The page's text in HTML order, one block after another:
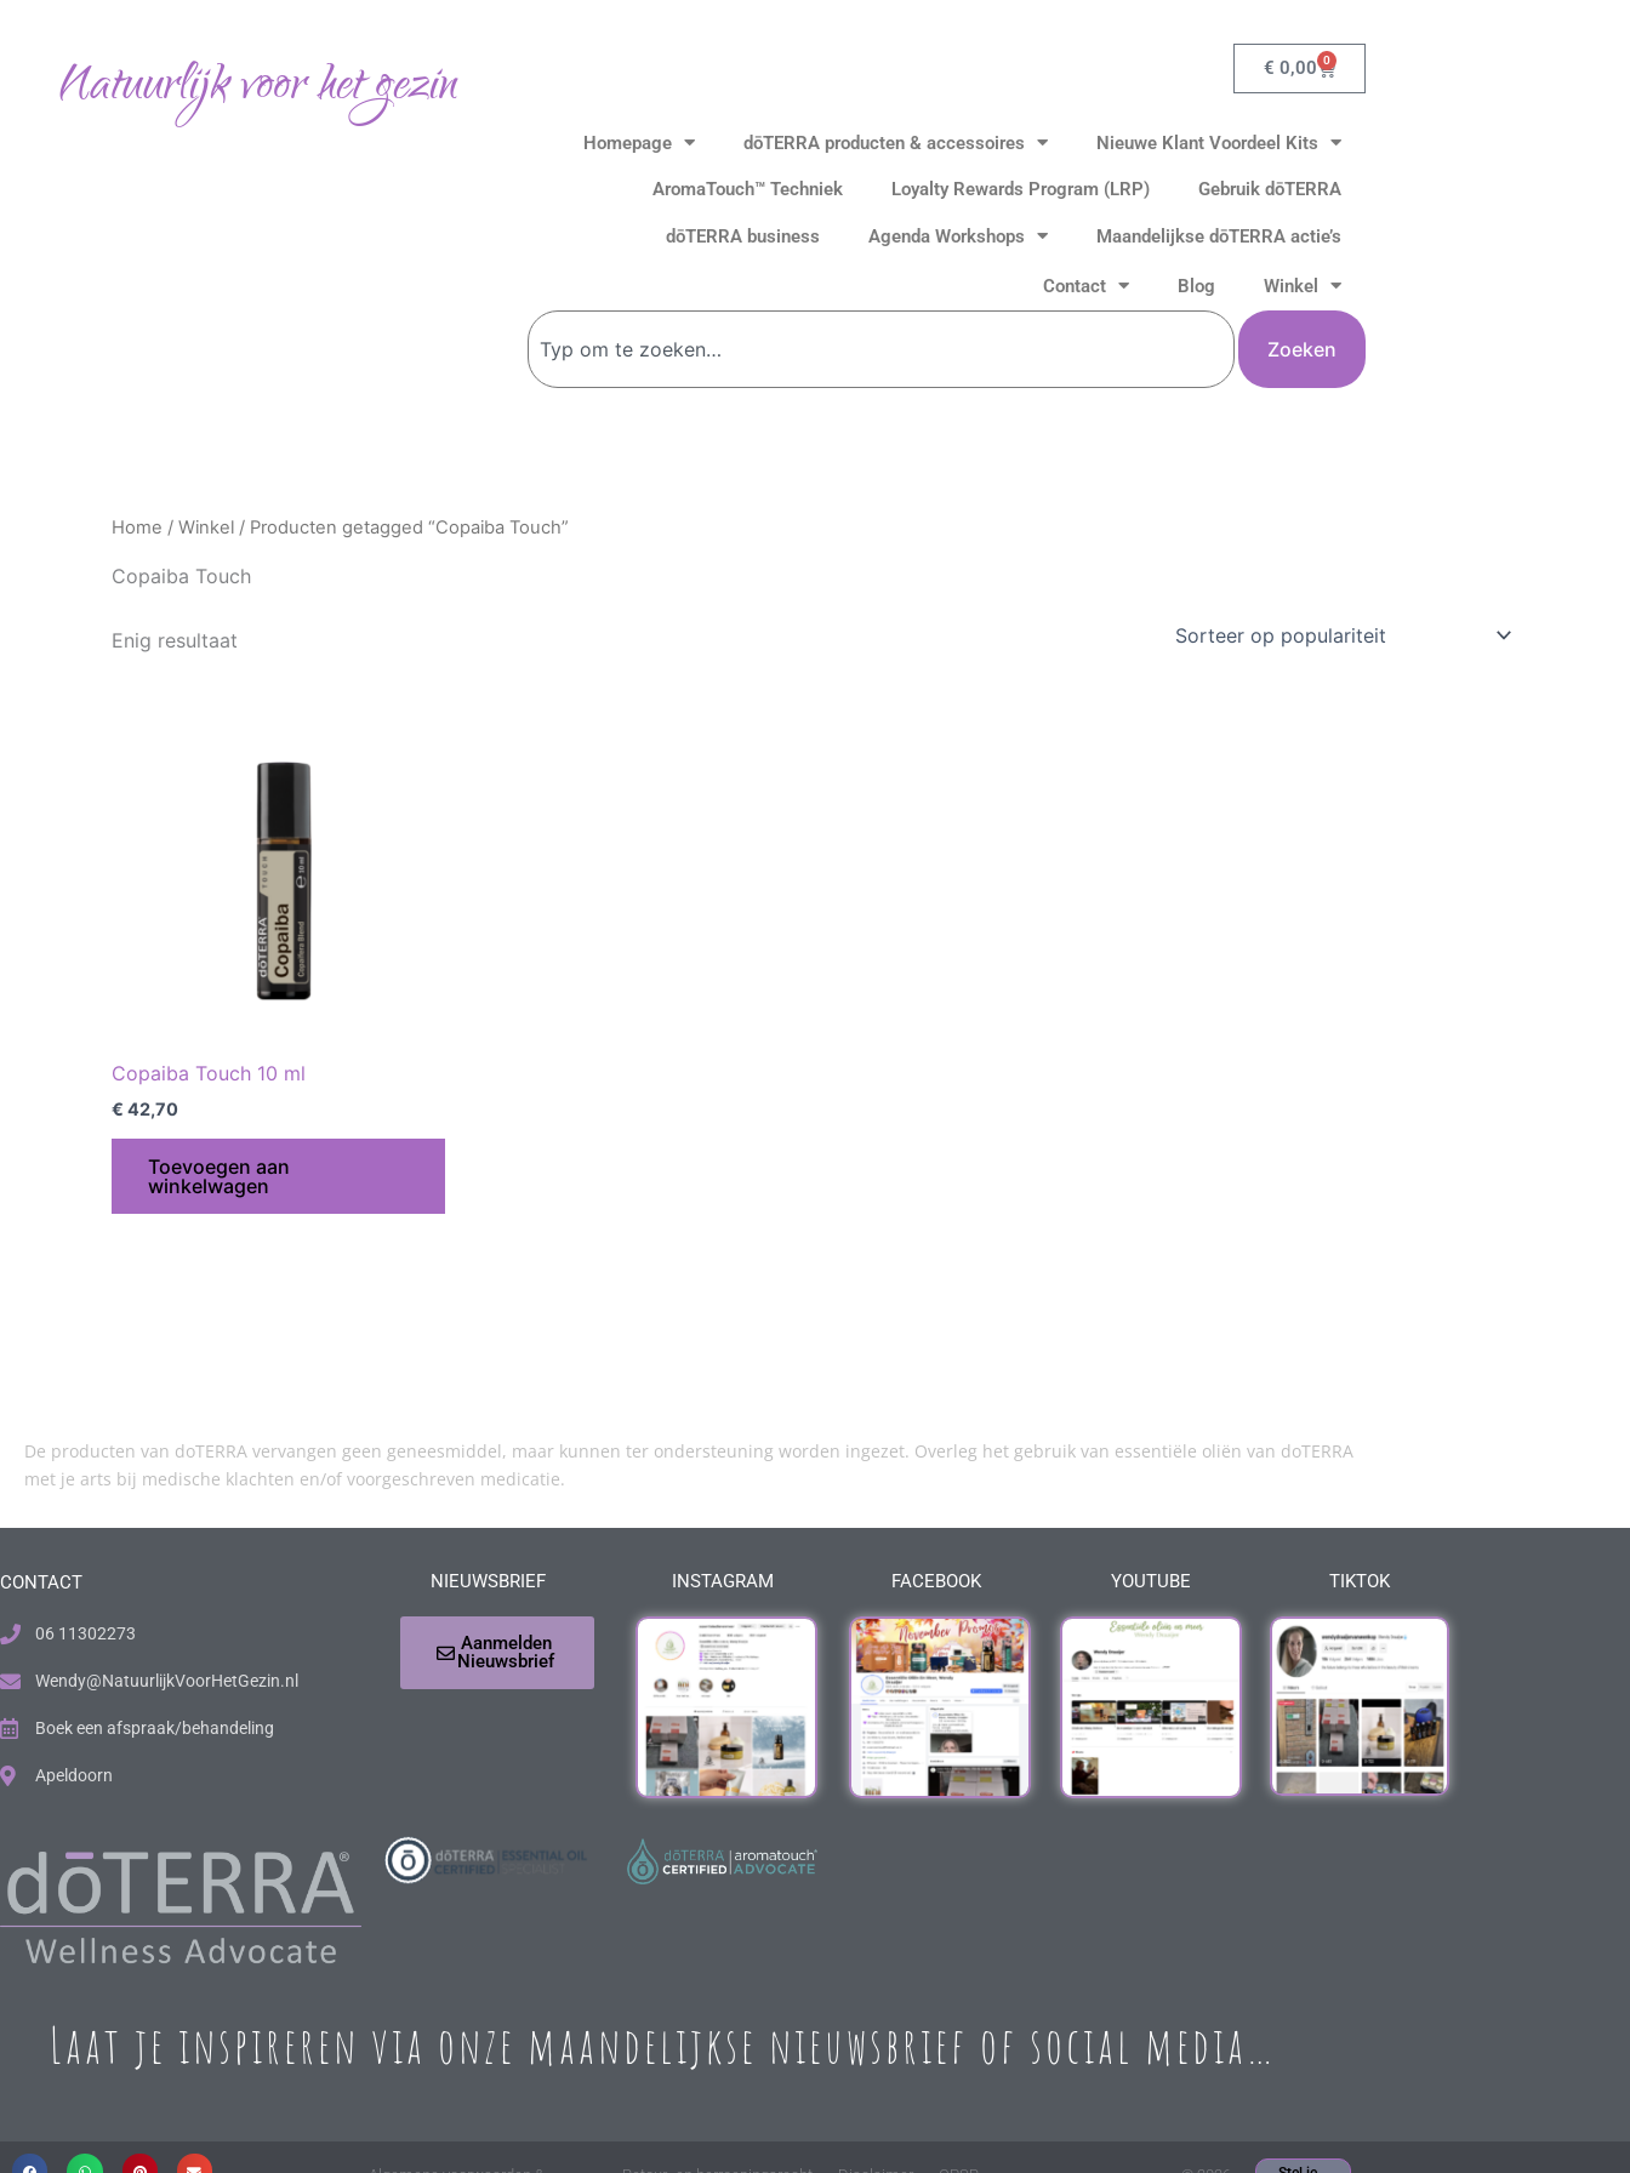
Natuurlijk voor het gezin € 0,00 0
Winkelwagen
Homepage dōTERRA producten & accessoires Nieuwe Klant Voordeel Kits
AromaTouch™ Techniek Loyalty Rewards Program (LRP) Gebruik dōTERRA
dōTERRA business Agenda Workshops Maandelijkse dōTERRA actie’s
Contact Blog Winkel
Zoeken
Zoeken
Home / Winkel / Producten getagged “Copaiba Touch”
Copaiba Touch
Enig resultaat
Copaiba Touch 10 ml
€ 42,70
Toevoegen aan
winkelwagen
De producten van doTERRA vervangen geen geneesmiddel, maar kunnen ter ondersteuning worden ingezet. Overleg het gebruik van essentiële oliën van doTERRA
met je arts bij medische klachten en/of voorgeschreven medicatie.
CONTACT
06 11302273
Wendy@NatuurlijkVoorHetGezin.nl
Boek een afspraak/behandeling
Apeldoorn
NIEUWSBRIEF
Aanmelden
Nieuwsbrief
INSTAGRAM FACEBOOK YOUTUBE TIKTOK
Laat je inspireren via onze maandelijkse nieuwsbrief of social media…